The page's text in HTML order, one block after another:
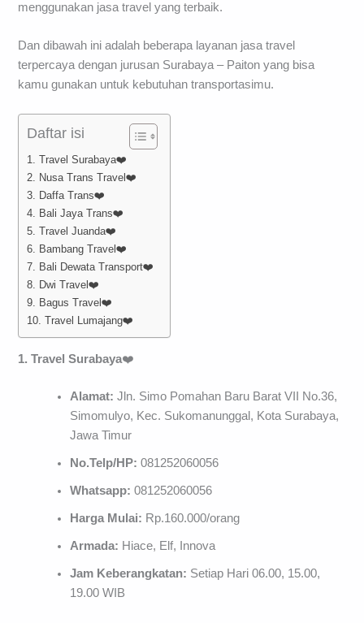
menggunakan jasa travel yang terbaik.
Dan dibawah ini adalah beberapa layanan jasa travel
terpercaya dengan jurusan Surabaya – Paiton yang bisa
kamu gunakan untuk kebutuhan transportasimu.
Daftar isi
1. Travel Surabaya❤️
2. Nusa Trans Travel❤️
3. Daffa Trans❤️
4. Bali Jaya Trans❤️
5. Travel Juanda❤️
6. Bambang Travel❤️
7. Bali Dewata Transport❤️
8. Dwi Travel❤️
9. Bagus Travel❤️
10. Travel Lumajang❤️
1. Travel Surabaya❤️
Alamat: Jln. Simo Pomahan Baru Barat VII No.36,
Simomulyo, Kec. Sukomanunggal, Kota Surabaya,
Jawa Timur
No.Telp/HP: 081252060056
Whatsapp:081252060056
Harga Mulai: Rp.160.000/orang
Armada: Hiace, Elf, Innova
Jam Keberangkatan: Setiap Hari 06.00, 15.00,
19.00 WIB